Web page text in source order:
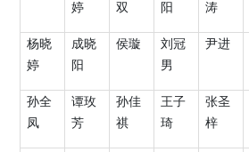
婷
双
阳
涛
杨晓
婷
成晓
阳
侯璇
刘冠
男
尹进
孙全
凤
谭玫
芳
孙佳
祺
王子
琦
张圣
梓